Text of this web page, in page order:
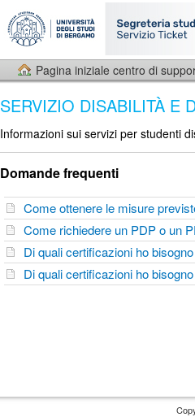
Pagina iniziale centro di
SERVIZIO DISABILITÀ E
Informazioni sui servizi per studenti
Domande frequenti
Come ottenere le misure
Come richiedere un PDP o un
Di quali certificazioni ho
Di quali certificazioni ho